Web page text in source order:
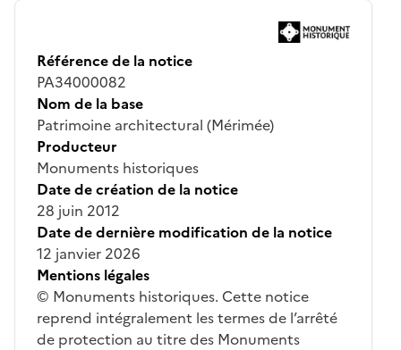
Référence de la notice
PA34000082
Nom de la base
Patrimoine architectural (Mérimée)
Producteur
Monuments historiques
Date de création de la notice
28 juin 2012
Date de dernière modification de la notice
12 janvier 2026
Mentions légales
© Monuments historiques. Cette notice
reprend intégralement les termes de l’arrêté
de protection au titre des Monuments